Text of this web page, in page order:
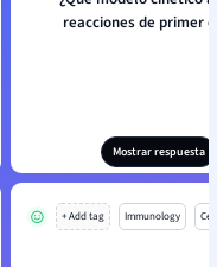
reacciones de primer
Mostrar respuesta
+ Add tag Immunology